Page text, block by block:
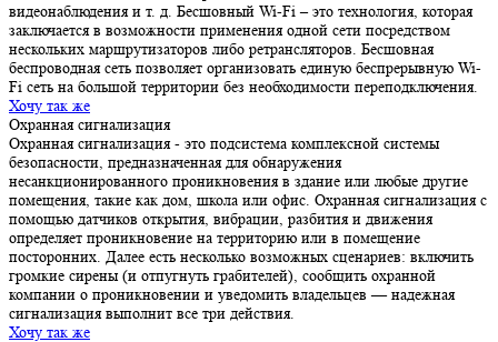
видеонаблюдения и т. д. Бесшовный Wi-Fi – это технология, которая
заключается в возможности применения одной сети посредством
нескольких маршрутизаторов либо ретрансляторов. Бесшовная
беспроводная сеть позволяет организовать единую беспрерывную Wi-
Fi сеть на большой территории без необходимости переподключения.
Хочу так же
Охранная сигнализация
Охранная сигнализация - это подсистема комплексной системы
безопасности, предназначенная для обнаружения
несанкционированного проникновения в здание или любые другие
помещения, такие как дом, школа или офис. Охранная сигнализация с
помощью датчиков открытия, вибрации, разбития и движения
определяет проникновение на территорию или в помещение
посторонних. Далее есть несколько возможных сценариев: включить
громкие сирены (и отпугнуть грабителей), сообщить охранной
компании о проникновении и уведомить владельцев — надежная
сигнализация выполнит все три действия.
Хочу так же